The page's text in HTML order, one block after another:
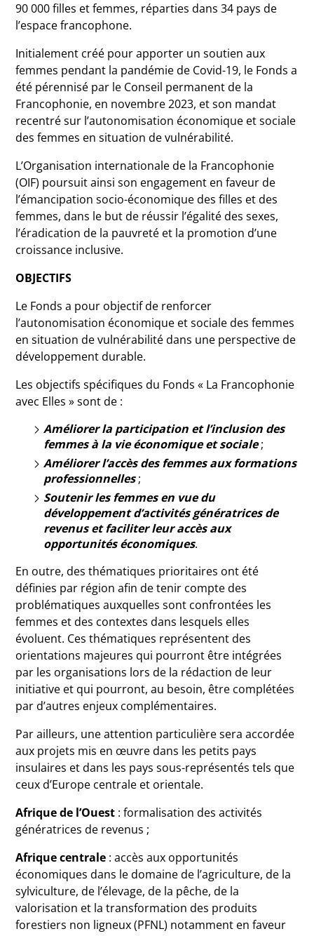
90 000 filles et femmes, réparties dans 34 pays de
l’espace francophone.
Initialement créé pour apporter un soutien aux
femmes pendant la pandémie de Covid-19, le Fonds a
été pérennisé par le Conseil permanent de la
Francophonie, en novembre 2023, et son mandat
recentré sur l’autonomisation économique et sociale
des femmes en situation de vulnérabilité.
L’Organisation internationale de la Francophonie
(OIF) poursuit ainsi son engagement en faveur de
l’émancipation socio-économique des filles et des
femmes, dans le but de réussir l’égalité des sexes,
l’éradication de la pauvreté et la promotion d’une
croissance inclusive.
OBJECTIFS
Le Fonds a pour objectif de renforcer
l’autonomisation économique et sociale des femmes
en situation de vulnérabilité dans une perspective de
développement durable.
Les objectifs spécifiques du Fonds « La Francophonie
avec Elles » sont de :
Améliorer la participation et l’inclusion des
femmes à la vie économique et sociale;
Améliorer l’accès des femmes aux formations
professionnelles;
Soutenir les femmes en vue du
développement d’activités génératrices de
revenus et faciliter leur accès aux
opportunités économiques.
En outre, des thématiques prioritaires ont été
définies par région afin de tenir compte des
problématiques auxquelles sont confrontées les
femmes et des contextes dans lesquels elles
évoluent. Ces thématiques représentent des
orientations majeures qui pourront être intégrées
par les organisations lors de la rédaction de leur
initiative et qui pourront, au besoin, être complétées
par d’autres enjeux complémentaires.
Par ailleurs, une attention particulière sera accordée
aux projets mis en œuvre dans les petits pays
insulaires et dans les pays sous-représentés tels que
ceux d’Europe centrale et orientale.
Afrique de l’Ouest : formalisation des activités
génératrices de revenus ;
Afrique centrale : accès aux opportunités
économiques dans le domaine de l’agriculture, de la
sylviculture, de l’élevage, de la pêche, de la
valorisation et la transformation des produits
forestiers non ligneux (PFNL) notamment en faveur